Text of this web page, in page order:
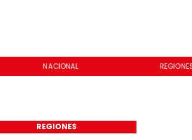
NACIONAL
REGIONES